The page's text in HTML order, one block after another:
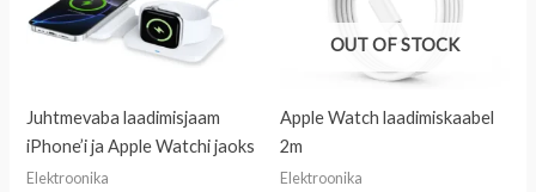
Juhtmevaba laadimisjaam
iPhone’i ja Apple Watchi jaoks
Elektroonika
OUT OF STOCK
Apple Watch laadimiskaabel
2m
Elektroonika